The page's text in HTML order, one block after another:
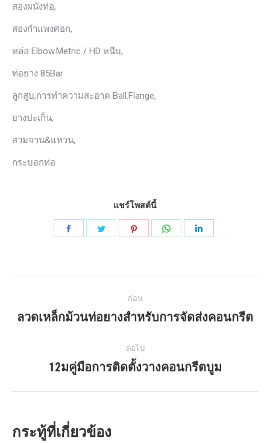
สองผนังท่อ,
สองกำแพงศอก,
หล่อ Elbow.Metric / HD หนีบ,
ท่อยาง 85Bar
ลูกสูบ,การทำความสะอาด Ball.Flange,
ยางปะเก็น,
สวมจาน&แหวน,
กระบอกท่อ
แชร์โพสต์นี้
และ
โพสต์
ก่อน
โพสต์
หน้า:
ลวดเหล็กม้วนท่อยางสำหรับการจัดส่งคอนกรีต
ต่อไป
โพสต์
12มคู่มือการติดตั้งวางคอนกรีตบูม
กระทู้ที่เกี่ยวข้อง